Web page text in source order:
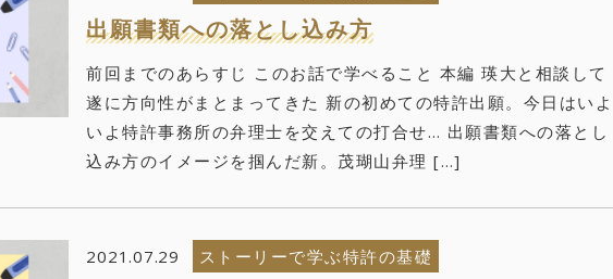
出願書類への落とし込み方
前回までのあらすじ このお話で学べること 本編 瑛大と相談して
遂に方向性がまとまってきた 新の初めての特許出願。今日はいよ
いよ特許事務所の弁理士を交えての打合せ… 出願書類への落とし
込み方のイメージを掴んだ新。茂瑚山弁理 […]
2021.07.29 ストーリーで学ぶ特許の基礎